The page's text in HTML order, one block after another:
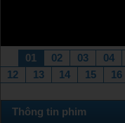
01 02 03 04
12
13 14 15 16
Thông tin phim